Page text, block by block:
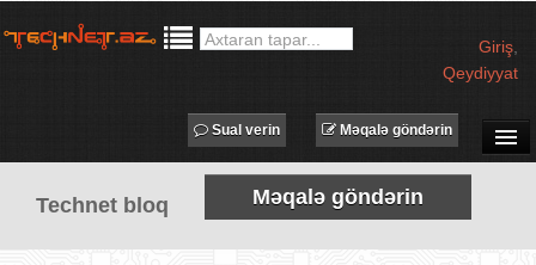
Giriş
Qeydiyyat
SUAL-CAVAB
TECHNET TV
MƏQALƏLƏR
Məqalə göndərin
Sual verin
Technet bloq Məqalə göndərin